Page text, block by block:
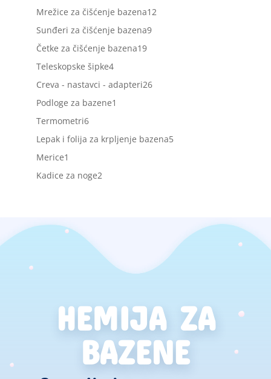
proizvoda
Mrežice za čišćenje bazena1212
Sunđeri za čišćenje bazena99
Četke za čišćenje bazena1919
Teleskopske šipke44
proizvoda
Creva - nastavci - adapteri2626
Podloge za bazene1
Termometri66
proizvoda
Lepak i folija za krpljenje bazena55
Merice1
proizvod
Kadice za noge22
HEMIJA ZA
BAZENE